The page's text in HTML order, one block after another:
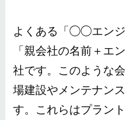
よくある「◯◯エン
「親会社の名前＋エ
社です。このような
場建設やメンテナン
す。これらはプラン